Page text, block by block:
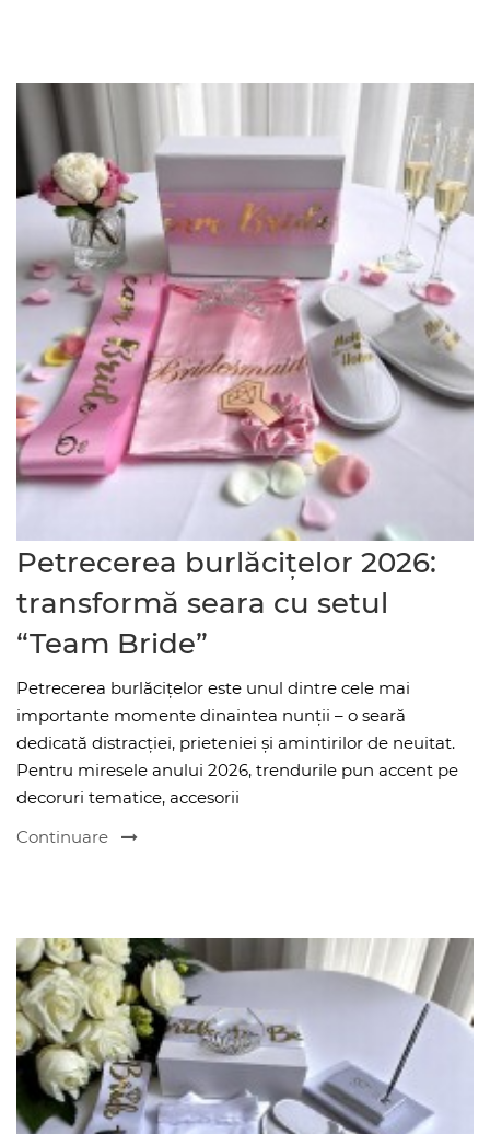
Petrecerea burlăcițelor 2026:
transformă seara cu setul
“Team Bride”
Petrecerea burlăcițelor este unul dintre cele mai
importante momente dinaintea nunții – o seară
dedicată distracției, prieteniei și amintirilor de neuitat.
Pentru miresele anului 2026, trendurile pun accent pe
decoruri tematice, accesorii
Continuare